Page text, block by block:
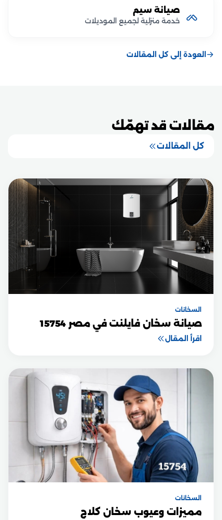
صيانة سيم
خدمة منزلية لجميع الموديلات
العودة إلى كل المقالات
مقالات قد تهمّك
كل المقالات
السخانات
صيانة سخان فايلنت في مصر 15754
اقرأ المقال
السخانات
مميزات وعيوب سخان كلاج